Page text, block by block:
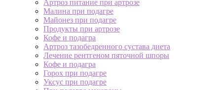
Артроз питание при артрозе
Малина при подагре
Майонез при подагре
Продукты при артрозе
Кофе и подагра
Артроз тазобедренного сустава диета
Лечение рентгеном пяточной шпоры
Кофе и подагра
Горох при подагре
Уксус при подагре